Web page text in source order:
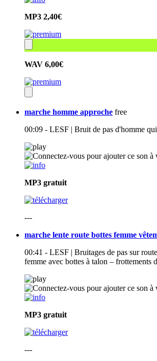
MP3 2,40€
WAV 6,00€
marche homme approche free
00:09 - LESF | Bruit de pas d'homme
MP3 gratuit
---
marche lente route bottes femme
00:41 - LESF | Bruitages de pas sur
femme avec bottes à talon – frottements
MP3 gratuit
---